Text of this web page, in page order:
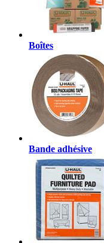
Boîtes
Bande adhésive